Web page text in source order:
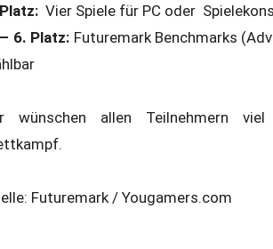
Vier Spiele für PC oder
6. Platz: Futuremark Benchmarks
wünschen allen Teilnehmern
Futuremark / Yougamers.com